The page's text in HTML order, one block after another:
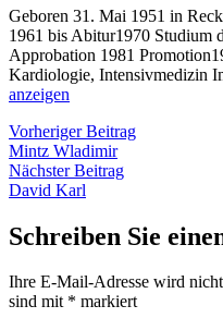
Geboren 31. Mai 1951 in
1961 bis Abitur1970 Studium
Approbation 1981
Kardiologie, Intensivmedizin
anzeigen
Beitragsnavigation
Vorheriger BeitragVorheriger
Mintz Wladimir
Nächster BeitragNächster
David Karl
Schreiben Sie
Ihre E-Mail-Adresse wird
sind mit * markiert